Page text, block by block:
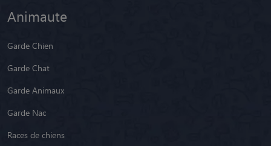
Animaute
Garde Chien
Garde Chat
Garde Animaux
Garde Nac
Races de chiens